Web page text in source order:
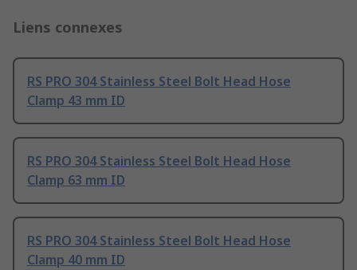
Liens connexes
RS PRO 304 Stainless Steel Bolt Head Hose
Clamp 43 mm ID
RS PRO 304 Stainless Steel Bolt Head Hose
Clamp 63 mm ID
RS PRO 304 Stainless Steel Bolt Head Hose
Clamp 40 mm ID